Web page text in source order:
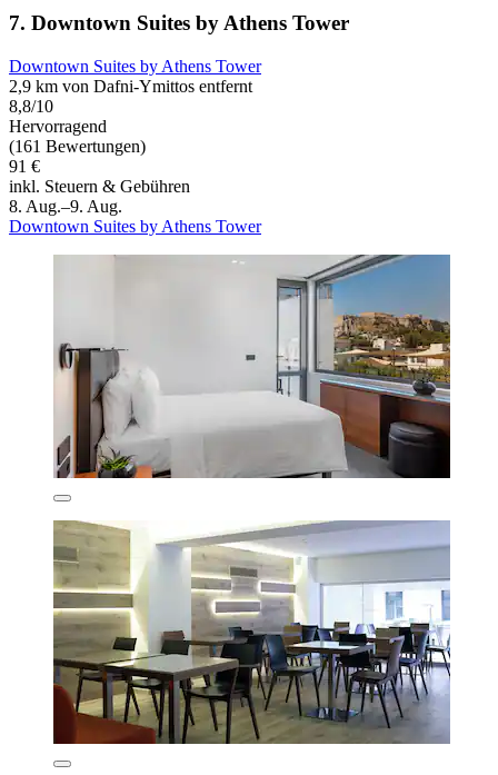
7. Downtown Suites by Athens Tower
Downtown Suites by Athens Tower
2,9 km von Dafni-Ymittos entfernt
8,8/10
Hervorragend
(161 Bewertungen)
91 €
inkl. Steuern & Gebühren
8. Aug.–9. Aug.
Downtown Suites by Athens Tower